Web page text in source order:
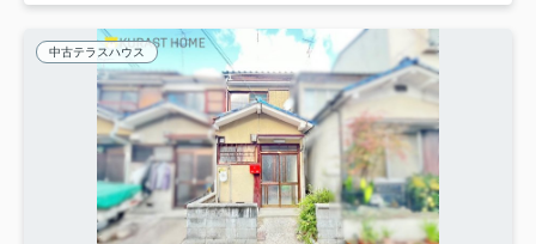
中古テラスハウス